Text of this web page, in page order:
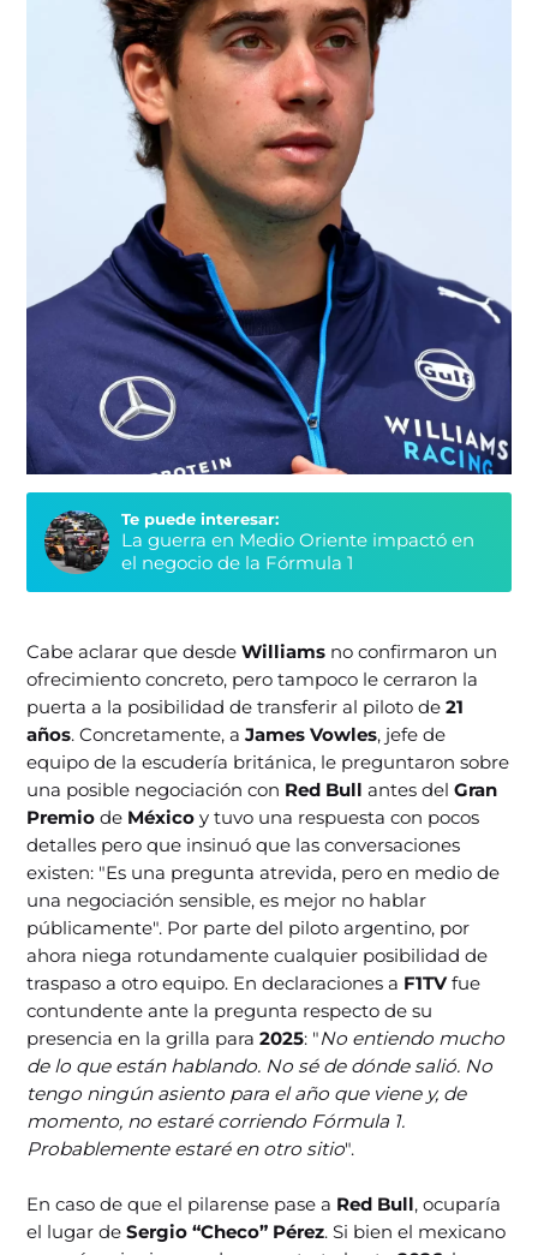
Te puede interesar:
La guerra en Medio Oriente impactó en
el negocio de la Fórmula 1
Cabe aclarar que desdeWilliams no confirmaron un
ofrecimiento concreto, pero tampoco le cerraron la
puerta a la posibilidad de transferir al piloto de21
años. Concretamente, aJames Vowles, jefe de
equipo de la escudería británica, le preguntaron sobre
una posible negociación con Red Bullantes delGran
Premiode Méxicoy tuvo una respuesta con pocos
detalles pero que insinuó que las conversaciones
existen: "Es una pregunta atrevida, pero en medio de
una negociación sensible, es mejor no hablar
públicamente". Por parte del piloto argentino, por
ahora niega rotundamente cualquier posibilidad de
traspaso a otro equipo. En declaraciones a F1TVfue
contundente ante la pregunta respecto de su
presencia en la grilla para2025: "No entiendo mucho
de lo que están hablando. No sé de dónde salió. No
tengo ningún asiento para el año que viene y, de
momento, no estaré corriendo Fórmula 1.
Probablemente estaré en otro sitio".
En caso de que el pilarense pase a Red Bull, ocuparía
el lugar deSergio “Checo” Pérez. Si bien el mexicano